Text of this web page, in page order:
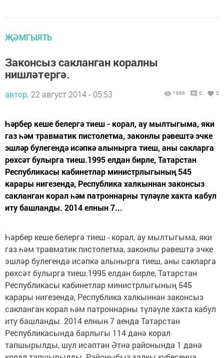
ҖӘМГЫЯТЬ
Законсыз сакланган коралны
нишләтергә.
автор, 22 август 2014 - 05:53 1666 0 0
Һәрбер кеше белергә тиеш - корал, ау мылтыгыма, яки
газ һәм травматик пистолетма, законлы рәвештә эчке
эшләр булегендә исәпкә алынырга тиеш, аны сакларга
рөхсәт булырга тиеш.1995 елдан бирле, Татарстан
Республикасы кабинетлар министрлыгының 545
карары нигезендә, Республика халкыннан законсыз
сакланган корал һәм патроннарны түләүле хакта кабул
иту башланды. 2014 елнын 7...
Һәрбер кеше белергә тиеш - корал, ау мылтыгыма, яки
газ һәм травматик пистолетма, законлы рәвештә эчке
эшләр булегендә исәпкә алынырга тиеш, аны сакларга
рөхсәт булырга тиеш.1995 елдан бирле, Татарстан
Республикасы кабинетлар министрлыгының 545
карары нигезендә, Республика халкыннан законсыз
сакланган корал һәм патроннарны түләүле хакта кабул
иту башланды. 2014 елнын 7 аенда Татарстан
Республикасында барлыгы 114 данә корал
тапшырылды, шул исәптән Әтнә районында 1 данә